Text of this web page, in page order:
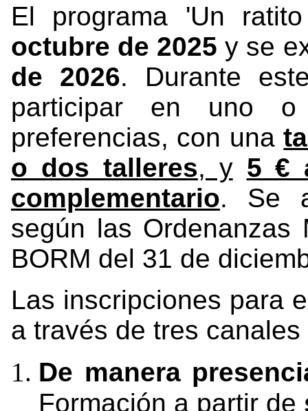
El programa 'Un
octubre de 2025y se
de 2026. Durante
participar en uno
preferencias, con una
o dos talleres, y 5 €
complementario. Se
según las Ordenanzas
BORM del 31 de
Las inscripciones para
a través de tres
De manera
Formación a partir de